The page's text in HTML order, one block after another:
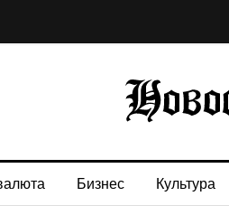
Бизнес Культура